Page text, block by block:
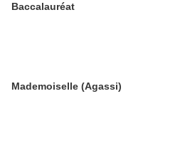
Baccalauréat
Mademoiselle (Agassi)